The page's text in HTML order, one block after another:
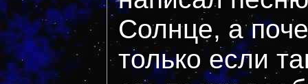
Солнце, а
только если